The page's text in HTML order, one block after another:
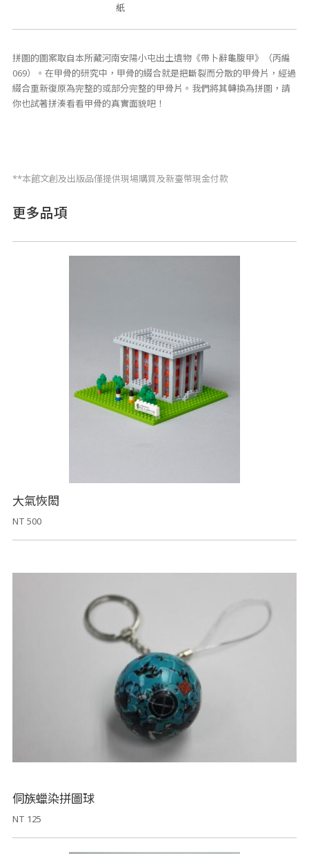
紙
拼圖的圖案取自本所藏河南安陽小屯出土遺物《帶卜辭龜腹甲》（丙編
069）。在甲骨的研究中，甲骨的綴合就是把斷裂而分散的甲骨片，經過
綴合重新復原為完整的或部分完整的甲骨片。我們將其轉換為拼圖，請
你也試著拼湊看看甲骨的真實面貌吧！
**本館文創及出版品僅提供現場購買及新臺幣現金付款
更多品項
大氣恢閎
NT 500
侗族蠟染拼圖球
NT 125